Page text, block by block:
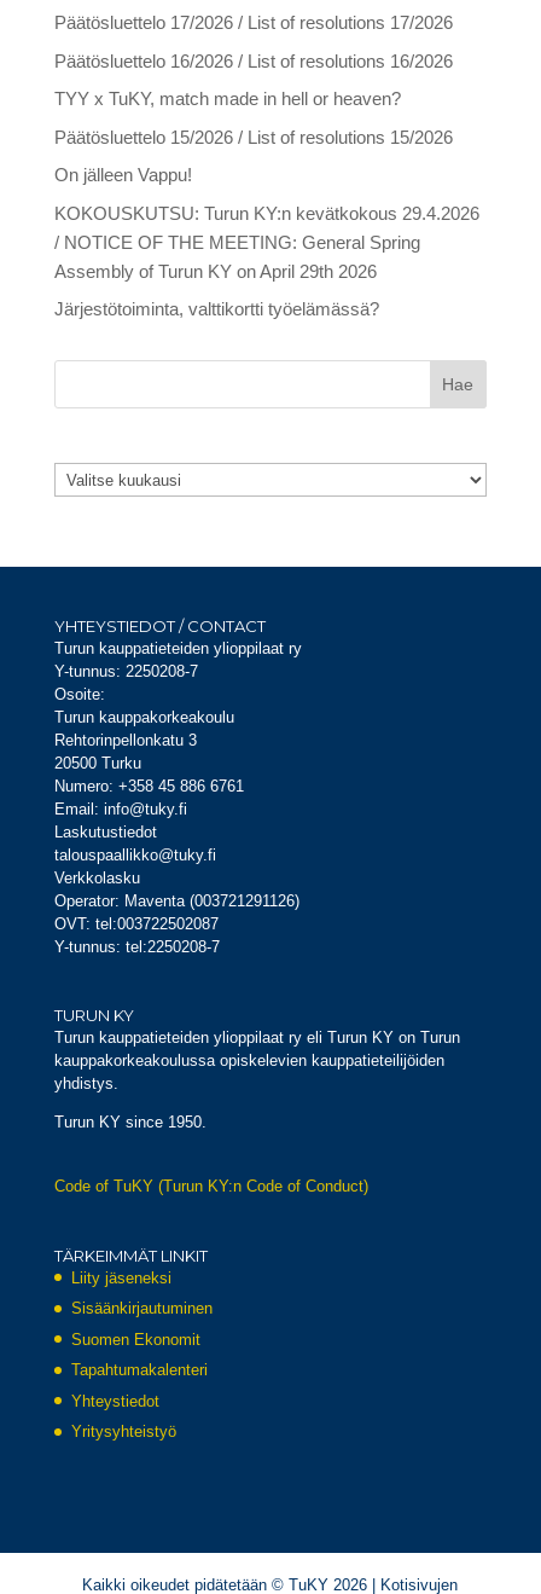
Päätösluettelo 17/2026 / List of resolutions 17/2026
Päätösluettelo 16/2026 / List of resolutions 16/2026
TYY x TuKY, match made in hell or heaven?
Päätösluettelo 15/2026 / List of resolutions 15/2026
On jälleen Vappu!
KOKOUSKUTSU: Turun KY:n kevätkokous 29.4.2026
/ NOTICE OF THE MEETING: General Spring
Assembly of Turun KY on April 29th 2026
Järjestötoiminta, valttikortti työelämässä?
Arkistot
YHTEYSTIEDOT / CONTACT
Turun kauppatieteiden ylioppilaat ry
Y-tunnus: 2250208-7
Osoite:
Turun kauppakorkeakoulu
Rehtorinpellonkatu 3
20500 Turku
Numero: +358 45 886 6761
Email: info@tuky.fi
Laskutustiedot
talouspaallikko@tuky.fi
Verkkolasku
Operator: Maventa (003721291126)
OVT: tel:003722502087
Y-tunnus: tel:2250208-7
TURUN KY
Turun kauppatieteiden ylioppilaat ry eli Turun KY on Turun
kauppakorkeakoulussa opiskelevien kauppatieteilijöiden
yhdistys.
Turun KY since 1950.
Code of TuKY (Turun KY:n Code of Conduct)
TÄRKEIMMÄT LINKIT
Liity jäseneksi
Sisäänkirjautuminen
Suomen Ekonomit
Tapahtumakalenteri
Yhteystiedot
Yritysyhteistyö
Kaikki oikeudet pidätetään © TuKY 2026 | Kotisivujen